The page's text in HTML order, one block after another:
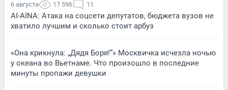
6 августа 17 596 11
AI-AINA: Атака на соцсети депутатов, бюджета вузов не
хватило лучшим и сколько стоит арбуз
«Она крикнула: „Дядя Боря!“» Москвичка исчезла ночью
у океана во Вьетнаме. Что произошло в последние
минуты пропажи девушки